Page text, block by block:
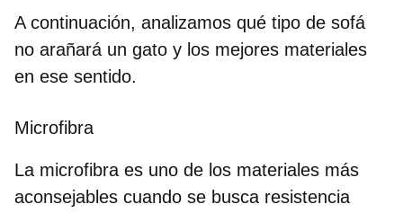
A continuación, analizamos qué tipo de sofá
no arañará un gato y los mejores materiales
en ese sentido.
Microfibra
La microfibra es uno de los materiales más
aconsejables cuando se busca resistencia